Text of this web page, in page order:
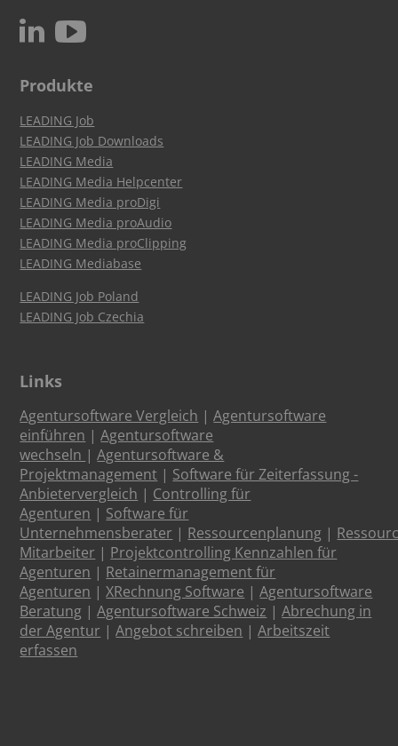
N c
Produkte
LEADING Job
LEADING Job Downloads
LEADING Media
LEADING Media Helpcenter
LEADING Media proDigi
LEADING Media proAudio
LEADING Media proClipping
LEADING Mediabase
LEADING Job Poland
LEADING Job Czechia
Links
Agentursoftware Vergleich |Agentursoftware
einführen |Agentursoftware
wechseln |Agentursoftware &
Projektmanagement | Software für Zeiterfassung -
Anbietervergleich | Controlling für
Agenturen | Software für
Unternehmensberater | Ressourcenplanung |
Mitarbeiter | Projektcontrolling Kennzahlen für
Agenturen | Retainermanagement für
Agenturen |XRechnung Software |Agentursoftware
Beratung |Agentursoftware Schweiz |Abrechung in
der Agentur |Angebot schreiben |Arbeitszeit
erfassen